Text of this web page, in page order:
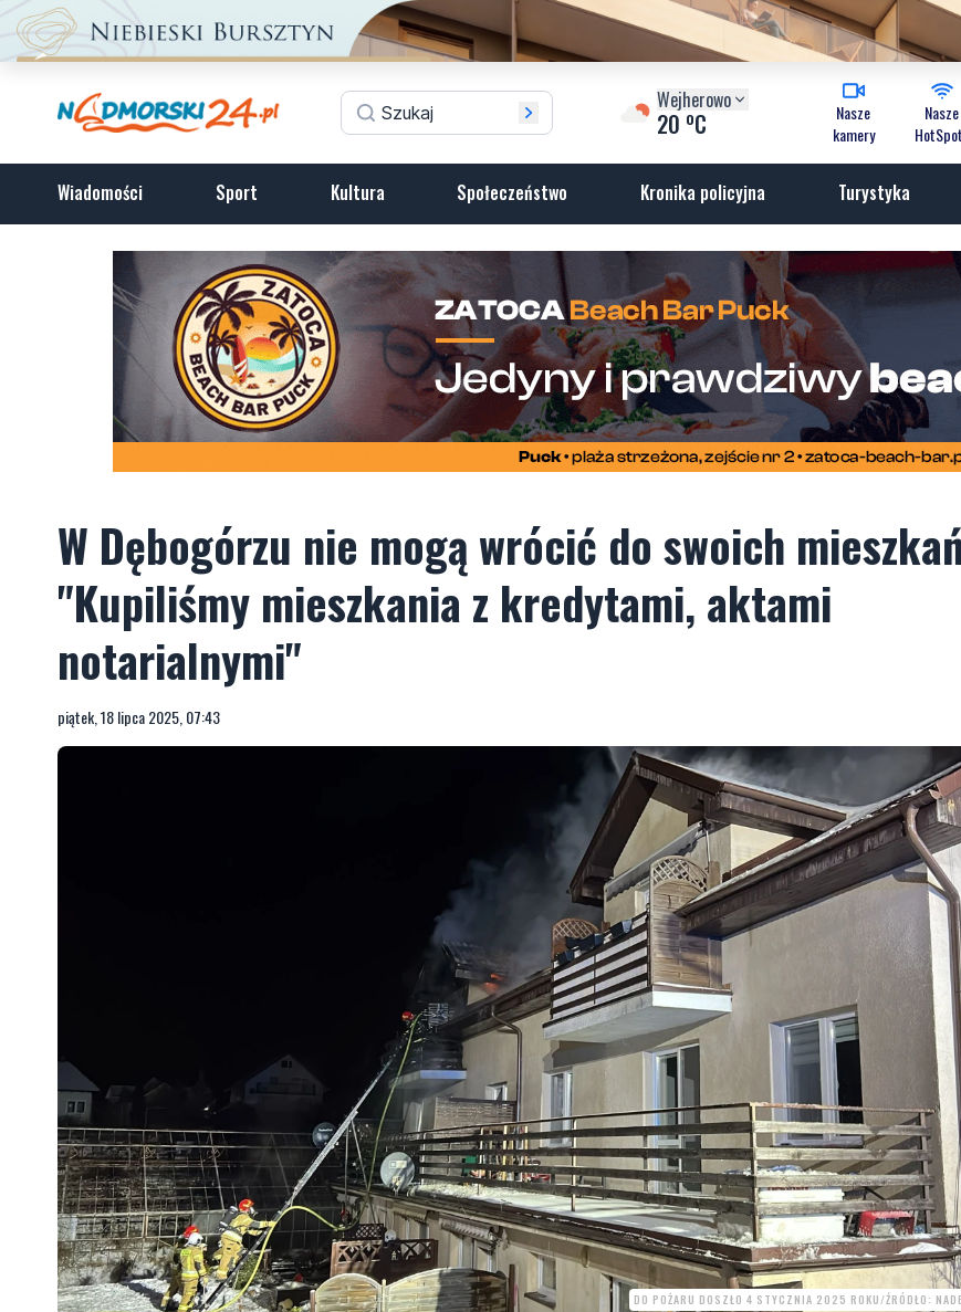
Wejherowo
20 oC
Nasze
kamery
Nasze
Wiadomości Sport Kultura Społeczeństwo Kronika policyjna Turystyka
W Dębogórzu nie mogą wrócić do swoich
"Kupiliśmy mieszkania z kredytami, aktami
notarialnymi"
piątek, 18 lipca 2025, 07:43
DO POŻARU DOSZŁO 4 STYCZNIA 2025 ROKU/ŹRÓDŁO: